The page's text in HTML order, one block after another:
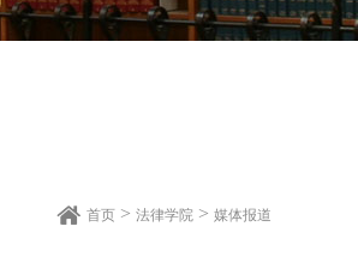
首页 > 法律学院 > 媒体报道